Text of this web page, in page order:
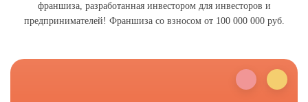
франшиза, разработанная инвестором для инвесторов и
предпринимателей! Франшиза со взносом от 100 000 000 руб.